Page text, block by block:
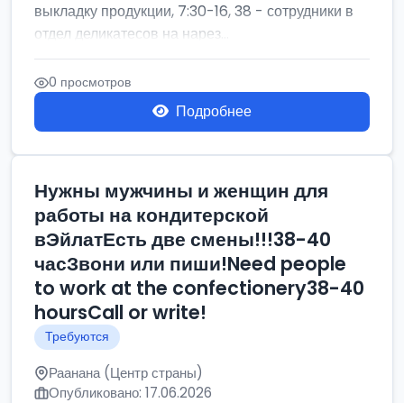
выкладку продукции, 7:30-16, 38 - сотрудники в
отдел деликатесов на нарез...
0 просмотров
Подробнее
Нужны мужчины и женщин для
работы на кондитерской
вЭйлатЕсть две смены!!!38-40
часЗвони или пиши!Need people
to work at the confectionery38-40
hoursCall or write!
Требуются
Раанана (Центр страны)
Опубликовано: 17.06.2026